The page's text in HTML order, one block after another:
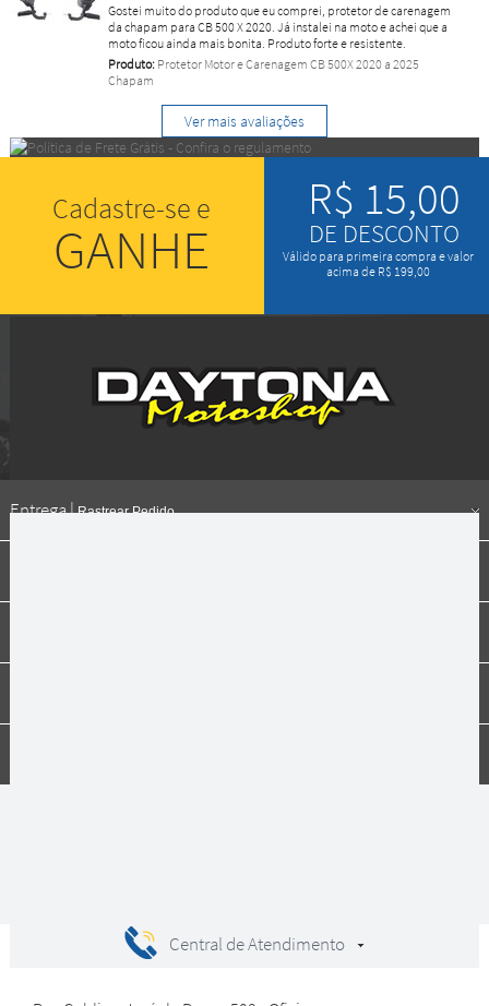
Gostei muito do produto que eu comprei, protetor de carenagem
da chapam para CB 500 X 2020. Já instalei na moto e achei que a
moto ficou ainda mais bonita. Produto forte e resistente.
Produto:Protetor Motor e Carenagem CB 500X 2020 a 2025
Chapam
Ver mais avaliações
Cadastre-se e
GANHE
R$ 15,00
DE DESCONTO
Válido para primeira compra e valor
acima de R$ 199,00
Entrega |Rastrear Pedido
Central de Atendimento